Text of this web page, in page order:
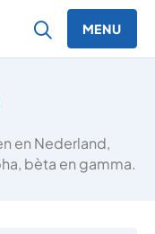
MENU
en Nederland,
bèta en gamma.